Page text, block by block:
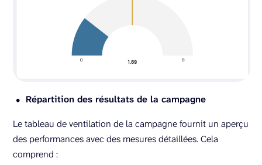
Répartition des résultats de la campagne
Le tableau de ventilation de la campagne fournit un aperçu
des performances avec des mesures détaillées. Cela
comprend :